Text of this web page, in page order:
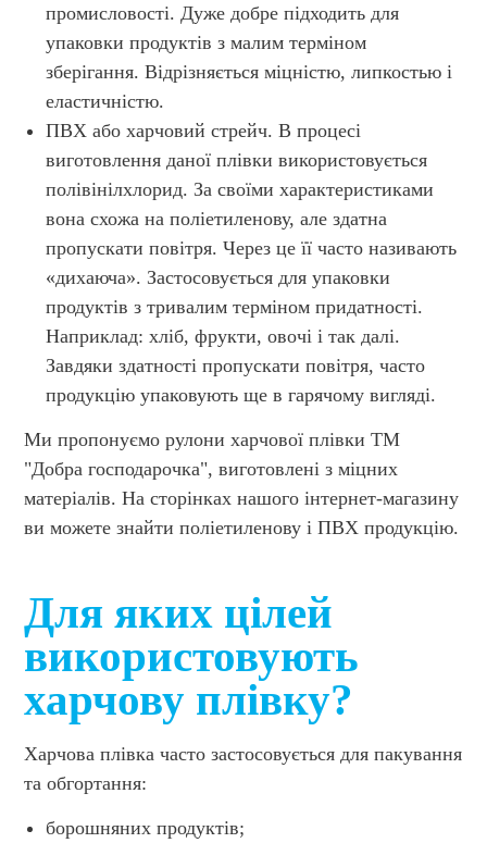
промисловості. Дуже добре підходить для
упаковки продуктів з малим терміном
зберігання. Відрізняється міцністю, липкостью і
еластичністю.
ПВХ або харчовий стрейч. В процесі
виготовлення даної плівки використовується
полівінілхлорид. За своїми характеристиками
вона схожа на поліетиленову, але здатна
пропускати повітря. Через це її часто називають
«дихаюча». Застосовується для упаковки
продуктів з тривалим терміном придатності.
Наприклад: хліб, фрукти, овочі і так далі.
Завдяки здатності пропускати повітря, часто
продукцію упаковують ще в гарячому вигляді.
Ми пропонуємо рулони харчової плівки ТМ
"Добра господарочка", виготовлені з міцних
матеріалів. На сторінках нашого інтернет-магазину
ви можете знайти поліетиленову і ПВХ продукцію.
Для яких цілей
використовують
харчову плівку?
Харчова плівка часто застосовується для пакування
та обгортання:
борошняних продуктів;